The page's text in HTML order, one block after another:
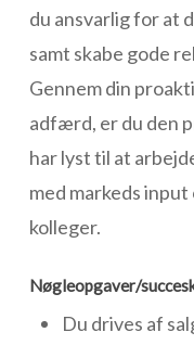
du ansvarlig for at
samt skabe gode
Gennem din
adfærd, er du den
har lyst til at
med markeds
kolleger.
Nøgleopgaver/
Du drives af